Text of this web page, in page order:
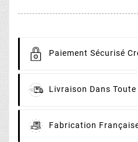
Paiement Sécurisé
Livraison Dans
Fabrication